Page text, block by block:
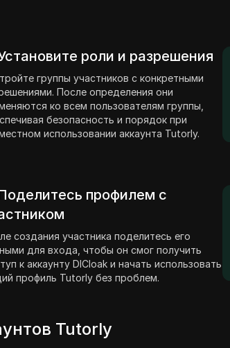
роли и разрешения
группы участников с конкретными
После определения они
ко всем пользователям группы,
безопасность и порядок при
использовании аккаунта Tutorly.
профилем с
создания участника поделитесь его
для входа, чтобы он смог получить
к аккаунту DICloak и начать использовать
профиль Tutorly без проблем.
Tutorly